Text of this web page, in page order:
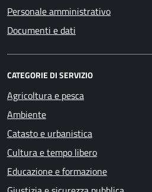
Personale amministrativo
Documenti e dati
CATEGORIE DI SERVIZIO
Agricoltura e pesca
Ambiente
Catasto e urbanistica
Cultura e tempo libero
Educazione e formazione